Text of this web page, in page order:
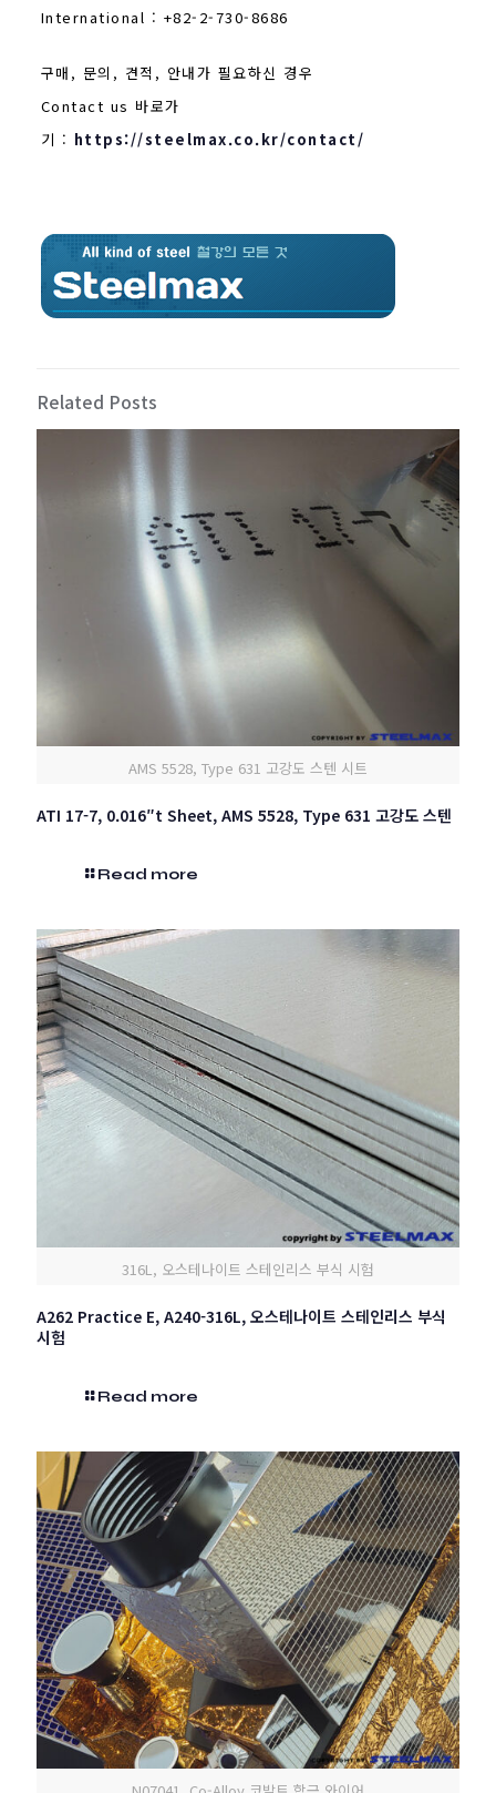
International : +82-2-730-8686
구매, 문의, 견적, 안내가 필요하신 경우
Contact us 바로가
기 : https://steelmax.co.kr/contact/
Related Posts
AMS 5528, Type 631 고강도 스텐 시트
ATI 17-7, 0.016″t Sheet, AMS 5528, Type 631 고강도 스텐
Read more
316L, 오스테나이트 스테인리스 부식 시험
A262 Practice E, A240-316L, 오스테나이트 스테인리스 부식
시험
Read more